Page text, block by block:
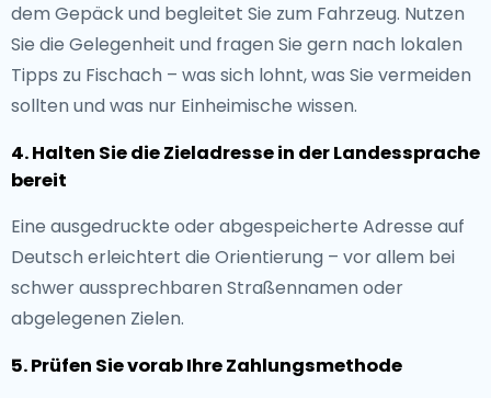
dem Gepäck und begleitet Sie zum Fahrzeug. Nutzen
Sie die Gelegenheit und fragen Sie gern nach lokalen
Tipps zu Fischach – was sich lohnt, was Sie vermeiden
sollten und was nur Einheimische wissen.
4. Halten Sie die Zieladresse in der Landessprache
bereit
Eine ausgedruckte oder abgespeicherte Adresse auf
Deutsch erleichtert die Orientierung – vor allem bei
schwer aussprechbaren Straßennamen oder
abgelegenen Zielen.
5. Prüfen Sie vorab Ihre Zahlungsmethode